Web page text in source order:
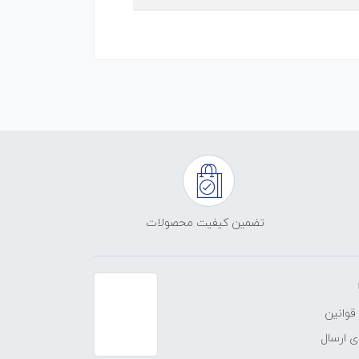
تضمین کیفیت محصولات
ارسال